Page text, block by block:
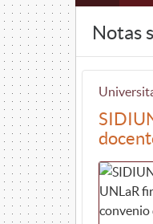
Notas